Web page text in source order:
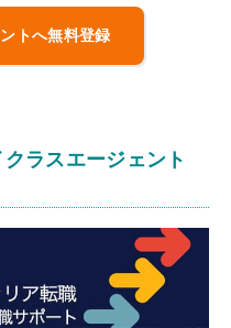
トへ無料登録
ラスエージェント